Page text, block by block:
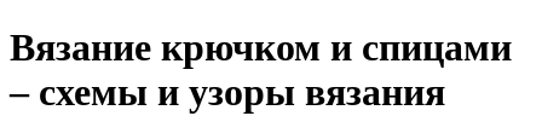
Вязание крючком и спицами
– схемы и узоры вязания